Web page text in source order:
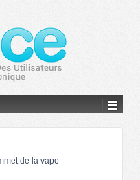
de la vape